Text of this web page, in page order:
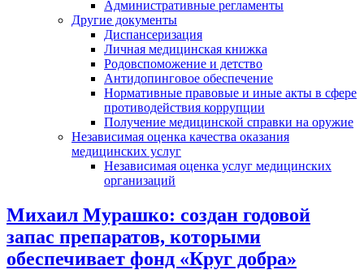
Административные регламенты
Другие документы
Диспансеризация
Личная медицинская книжка
Родовспоможение и детство
Антидопинговое обеспечение
Нормативные правовые и иные акты в сфере
противодействия коррупции
Получение медицинской справки на оружие
Независимая оценка качества оказания
медицинских услуг
Независимая оценка услуг медицинскиx
организаций
Михаил Мурашко: создан годовой
запас препаратов, которыми
обеспечивает фонд «Круг добра»